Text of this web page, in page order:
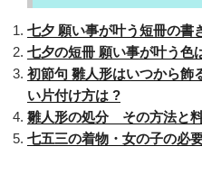
七夕 願い事が叶う短冊の書
七夕の短冊 願い事が叶う色
初節句 雛人形はいつから飾
い片付け方は ?
雛人形の処分 その方法と
七五三の着物・女の子の必